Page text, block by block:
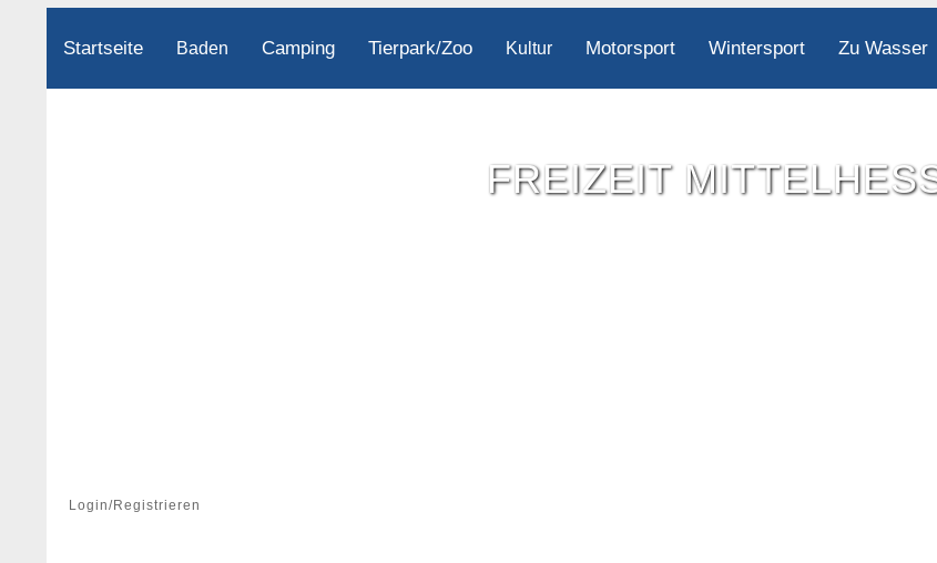
Startseite Baden Camping Tierpark/Zoo Kultur Motorsport Wintersport Zu Wasser
FREIZEIT
Login/Registrieren